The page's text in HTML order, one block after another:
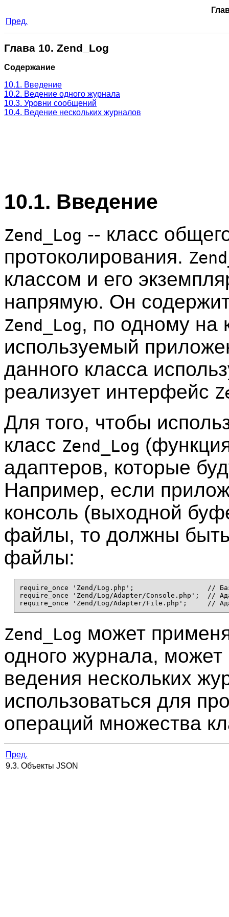
Пред.
Глава 10. Zend_Log
Содержание
10.1. Введение
10.2. Ведение одного журнала
10.3. Уровни сообщений
10.4. Ведение нескольких журналов
10.1. Введение
Zend_Log -- класс
протоколирования.
классом и его
напрямую. Он
Zend_Log, по одному на
используемый
данного класса
реализует интерфейс
Для того, чтобы
класс Zend_Log
адаптеров, которые
Например, если
консоль (выходной
файлы, то должны
файлы:
require_once 'Zend/Log.php';                  //
require_once 'Zend/Log/Adapter/Console.php';  //
Zend_Log может
одного журнала,
ведения нескольких
использоваться для
операций множества
Пред.
9.3. Объекты JSON